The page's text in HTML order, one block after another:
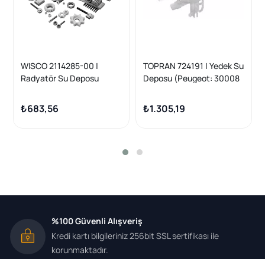
WISCO 2114285-00 |
Radyatör Su Deposu
Astra L Combo E
Grandland X 1.2-1.5T 17-
₺683,56
TOPRAN 724191 | Yedek Su
Deposu (Peugeot: 30008
Rifter) (Citroen:Berlingo-
C4 Picasso)
₺1.305,19
%100 Güvenli Alışveriş
Kredi kartı bilgileriniz 256bit SSL sertifikası ile
korunmaktadır.